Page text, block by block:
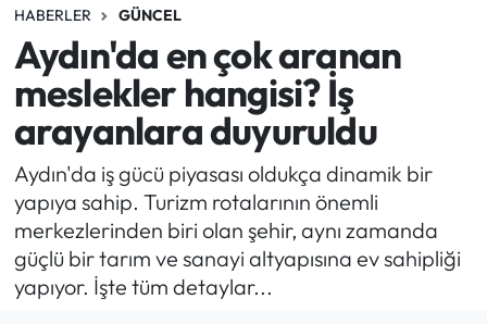
HABERLER GÜNCEL
Aydın'da en çok aranan
meslekler hangisi? İş
arayanlara duyuruldu
Aydın'da iş gücü piyasası oldukça dinamik bir
yapıya sahip. Turizm rotalarının önemli
merkezlerinden biri olan şehir, aynı zamanda
güçlü bir tarım ve sanayi altyapısına ev sahipliği
yapıyor. İşte tüm detaylar...
EĞİTİM
EKONOMİ
GÜNCEL
GÜNDEM
MAGAZİN
SAĞLIK
Süper Lig Puan Durumu ve Fikstür
Tüm Manşetler
Son Dakika Haberleri
Haber Arşivi